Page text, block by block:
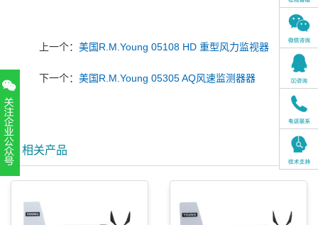
上一个： 美国R.M.Young 05108 HD 重型风力监视器
下一个： 美国R.M.Young 05305 AQ风速监测器器
相关产品